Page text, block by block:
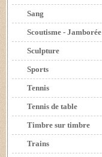
Sang
Scoutisme - Jamborée
Sculpture
Sports
Tennis
Tennis de table
Timbre sur timbre
Trains